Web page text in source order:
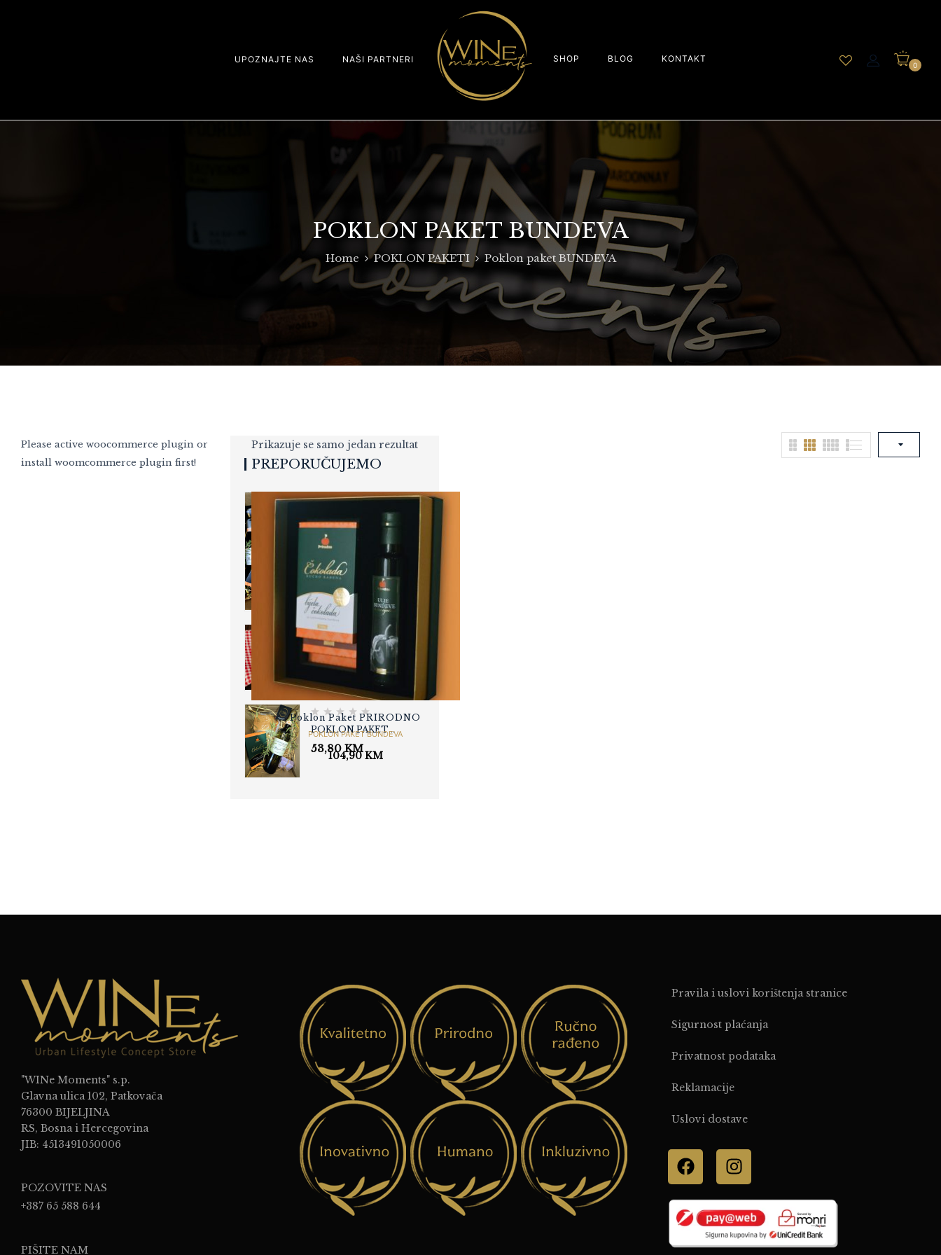
UPOZNAJTE NAS NAŠI PARTNERI SHOP BLOG KONTAKT
0
POKLON PAKET BUNDEVA
Home POKLON PAKETI Poklon paket BUNDEVA
Please active woocommerce plugin or
install woomcommerce plugin first!
PREPORUČUJEMO
POKLON PAKET
WINEMOMENTS
„PREMIUM CLASSIC“
127,20 KM
MAJEVIČKI DIMLJENI
SIR - MIX 1000
23,80KM
POKLON PAKET
WINEMOMENTS
„LIGHT“
53,80KM
Prikazuje se samo jedan rezultat
Poklon Paket PRIRODNO
POKLON PAKET BUNDEVA
104,90KM
"WINe Moments" s.p.
Glavna ulica 102, Patkovača
76300 BIJELJINA
RS, Bosna i Hercegovina
JIB: 4513491050006
POZOVITE NAS
+387 65 588 644
PIŠITE NAM
Pravila i uslovi korištenja stranice
Sigurnost plaćanja
Privatnost podataka
Reklamacije
Uslovi dostave